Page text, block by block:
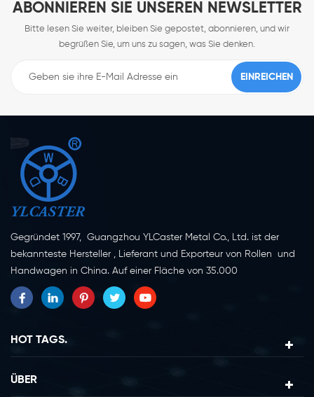
ABONNIEREN SIE UNSEREN NEWSLETTER
Bitte lesen Sie weiter, bleiben Sie gepostet, abonnieren, und wir
begrüßen Sie, um uns zu sagen, was Sie denken.
Gegründet 1997, Guangzhou YLCaster Metal Co., Ltd. ist der
bekannteste Hersteller , Lieferant und Exporteur von Rollen und
Handwagen in China. Auf einer Fläche von 35.000
Quadratmetern in der Stadt Yangjiang in der Provinz
Guangdong mit mehr als 20 Experten und etwa 150 Mitarbeitern,
Als professioneller Hersteller von Lenkrollen seit mehr als 20
Jahren ist unser Unternehmen auf die Erforschung, Konstruktion,
Herstellung und den Export von Lenkrollen spezialisiert. Derzeit
lassen sich unsere Produkte in zwei Hauptkategorien einteilen,
HOT TAGS.
ÜBER